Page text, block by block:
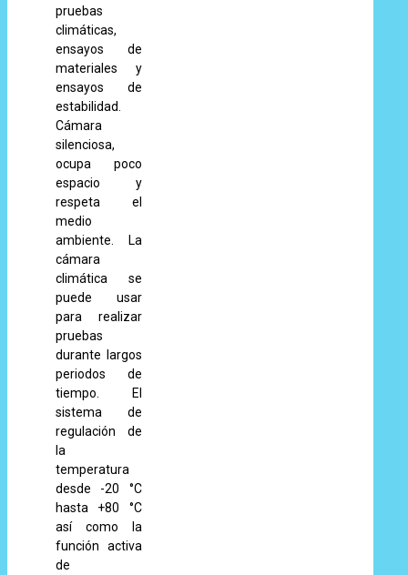
pruebas
climáticas,
ensayos de
materiales y
ensayos de
estabilidad.
Cámara
silenciosa,
ocupa poco
espacio y
respeta el
medio
ambiente. La
cámara
climática se
puede usar
para realizar
pruebas
durante largos
periodos de
tiempo. El
sistema de
regulación de
la
temperatura
desde -20 °C
hasta +80 °C
así como la
función activa
de